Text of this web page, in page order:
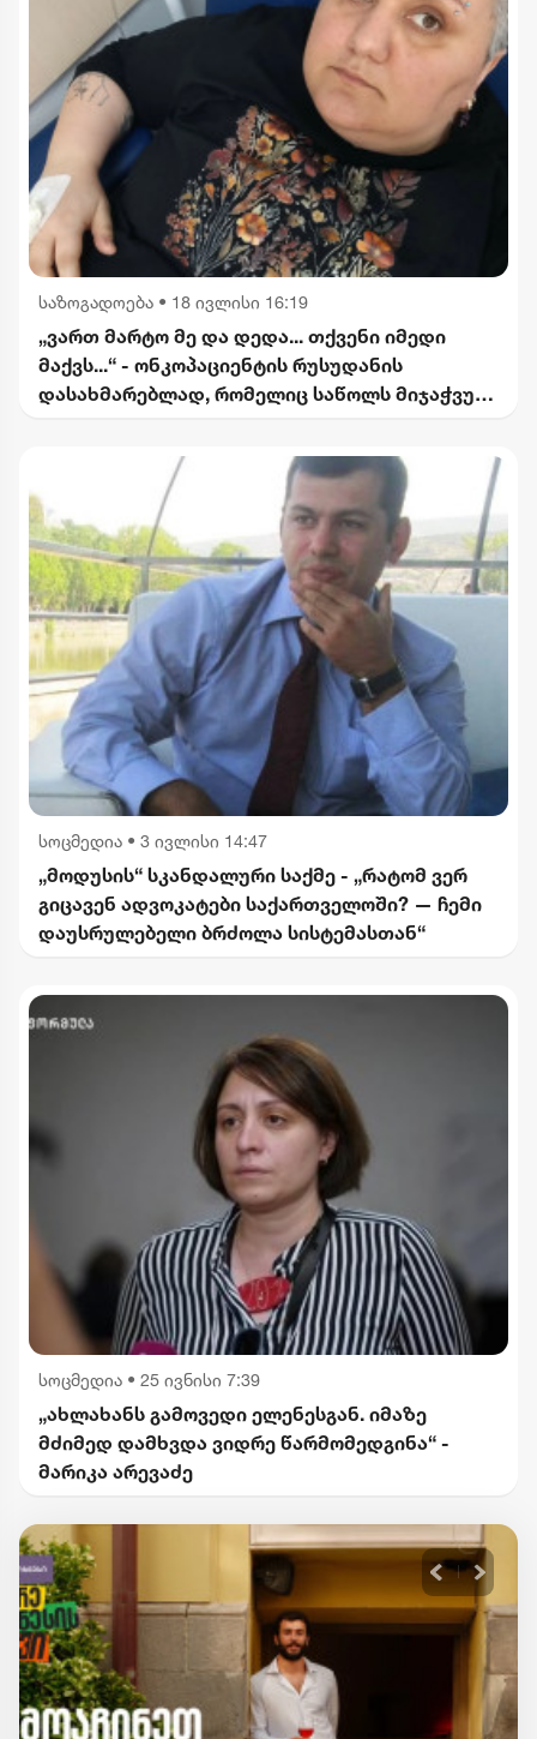
საზოგადოება • 18 ივლისი 16:19
„ვართ მარტო მე და დედა... თქვენი იმედი
მაქვს...“ - ონკოპაციენტის რუსუდანის
დასახმარებლად, რომელიც საწოლს მიჯაჭვულ
სოცმედია • 3 ივლისი 14:47
„მოდუსის“ სკანდალური საქმე - „რატომ ვერ
გიცავენ ადვოკატები საქართველოში? — ჩემი
დაუსრულებელი ბრძოლა სისტემასთან“
სოცმედია • 25 ივნისი 7:39
„ახლახანს გამოვედი ელენესგან. იმაზე
მძიმედ დამხვდა ვიდრე წარმომედგინა“ -
მარიკა არევაძე